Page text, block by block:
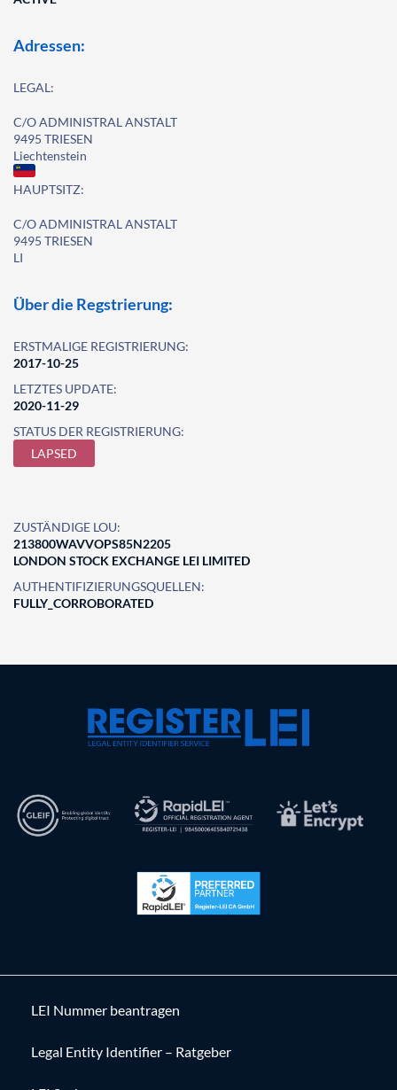
Adressen:
LEGAL:
C/O ADMINISTRAL ANSTALT
9495 TRIESEN
Liechtenstein
HAUPTSITZ:
C/O ADMINISTRAL ANSTALT
9495 TRIESEN
LI
Über die Regstrierung:
ERSTMALIGE REGISTRIERUNG:
2017-10-25
LETZTES UPDATE:
2020-11-29
STATUS DER REGISTRIERUNG:
LAPSED
ZUSTÄNDIGE LOU:
213800WAVVOPS85N2205
LONDON STOCK EXCHANGE LEI LIMITED
AUTHENTIFIZIERUNGSQUELLEN:
FULLY_CORROBORATED
LEI Nummer beantragen
Legal Entity Identifier – Ratgeber